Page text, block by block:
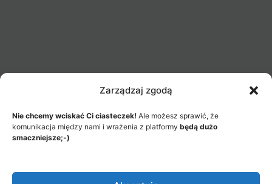
Zarządzaj zgodą
Nie chcemy wciskać Ci ciasteczek! Ale możesz sprawić, że
komunikacja między nami i wrażenia z platformy będą dużo
smaczniejsze;-)